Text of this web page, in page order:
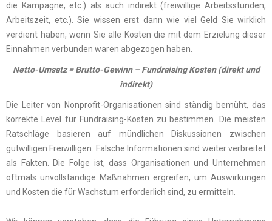
die Kampagne, etc.) als auch indirekt (freiwillige Arbeitsstunden,
Arbeitszeit, etc.). Sie wissen erst dann wie viel Geld Sie wirklich
verdient haben, wenn Sie alle Kosten die mit dem Erzielung dieser
Einnahmen verbunden waren abgezogen haben.
Netto-Umsatz = Brutto-Gewinn – Fundraising Kosten (direkt und
indirekt)
Die Leiter von Nonprofit-Organisationen sind ständig bemüht, das
korrekte Level für Fundraising-Kosten zu bestimmen. Die meisten
Ratschläge basieren auf mündlichen Diskussionen zwischen
gutwilligen Freiwilligen. Falsche Informationen sind weiter verbreitet
als Fakten. Die Folge ist, dass Organisationen und Unternehmen
oftmals unvollständige Maßnahmen ergreifen, um Auswirkungen
und Kosten die für Wachstum erforderlich sind, zu ermitteln.